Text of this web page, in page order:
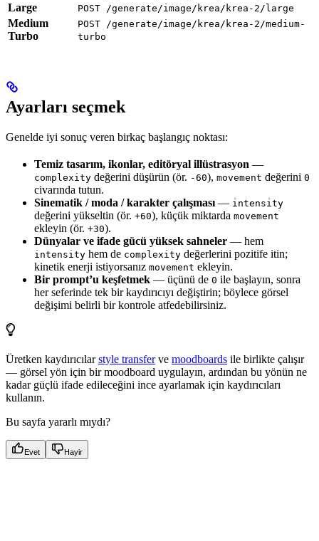
Large POST /generate/image/krea/krea-2/large
Medium
Turbo
POST /generate/image/krea/krea-2/medium-
turbo
Ayarları seçmek
Genelde iyi sonuç veren birkaç başlangıç noktası:
Temiz tasarım, ikonlar, editöryal illüstrasyon —
complexity değerini düşürün (ör. -60), movement değerini 0
civarında tutun.
Sinematik / moda / karakter çalışması — intensity
değerini yükseltin (ör. +60), küçük miktarda movement
ekleyin (ör. +30).
Dünyalar ve ifade gücü yüksek sahneler — hem
intensity hem de complexity değerlerini pozitife itin;
kinetik enerji istiyorsanız movement ekleyin.
Bir prompt’u keşfetmek — üçünü de 0 ile başlayın, sonra
her seferinde tek bir kaydırıcıyı değiştirin; böylece görsel
değişimi belirli bir kontrole atfedebilirsiniz.
Üretken kaydırıcılarstyle transferve moodboards ile birlikte çalışır
— görsel yön için bir moodboard uygulayın, ardından bu yönün ne
kadar güçlü ifade edileceğini ince ayarlamak için kaydırıcıları
kullanın.
Bu sayfa yararlı mıydı?
Evet Hayir